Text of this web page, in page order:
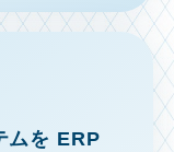
ムを ERP